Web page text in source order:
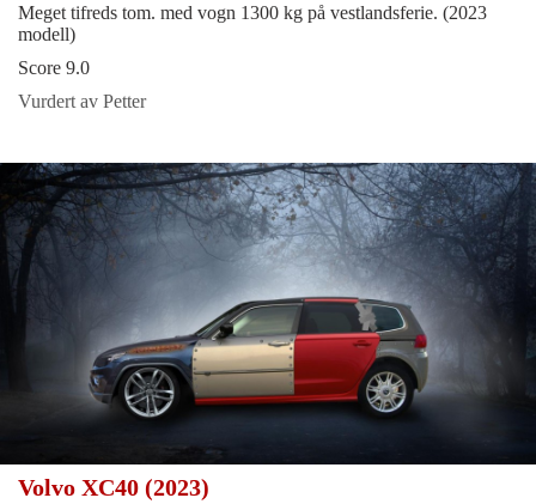
Meget tifreds tom. med vogn 1300 kg på vestlandsferie. (2023
modell)
Score 9.0
Vurdert av Petter
Volvo XC40 (2023)